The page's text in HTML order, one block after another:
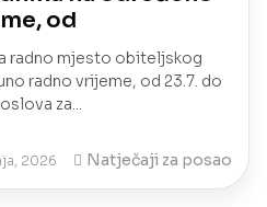
od
radno mjesto obiteljskog
radno vrijeme, od 23.7. do
za...
2026 Natječaji za posao